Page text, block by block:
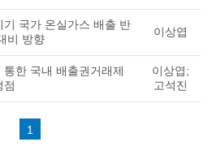
기 국가 온실가스 배출 반
비 방향
이상엽
한 국내 배출권거래제
점
이상엽;
고석진
1